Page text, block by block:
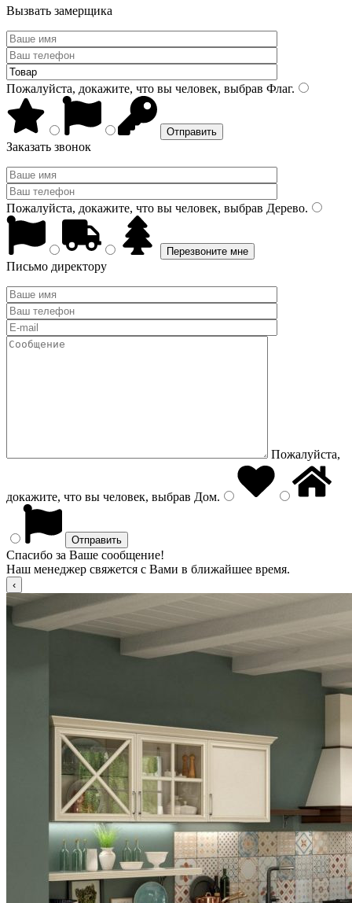
Вызвать замерщика
Пожалуйста, докажите, что вы человек, выбрав Флаг.
Заказать звонок
Пожалуйста, докажите, что вы человек, выбрав Дерево.
Письмо директору
Пожалуйста,
докажите, что вы человек, выбрав Дом.
Спасибо за Ваше сообщение!
Наш менеджер свяжется с Вами в ближайшее время.